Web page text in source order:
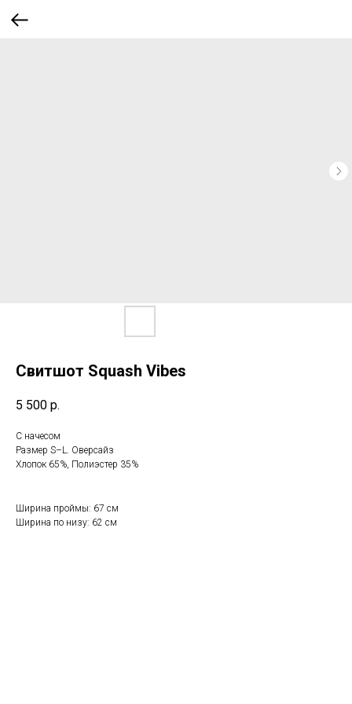
Свитшот Squash Vibes
5 500 р.
С начесом
Размер S–L. Оверсайз
Хлопок 65%, Полиэстер 35%
Ширина проймы: 67 см
Ширина по низу: 62 см